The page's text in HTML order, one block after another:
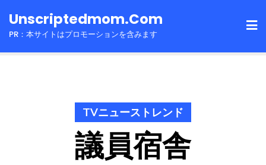
toUnscriptedmom.com
PR：本サイトはプロモーションを含みます
TVニューストレンド
議員宿舎